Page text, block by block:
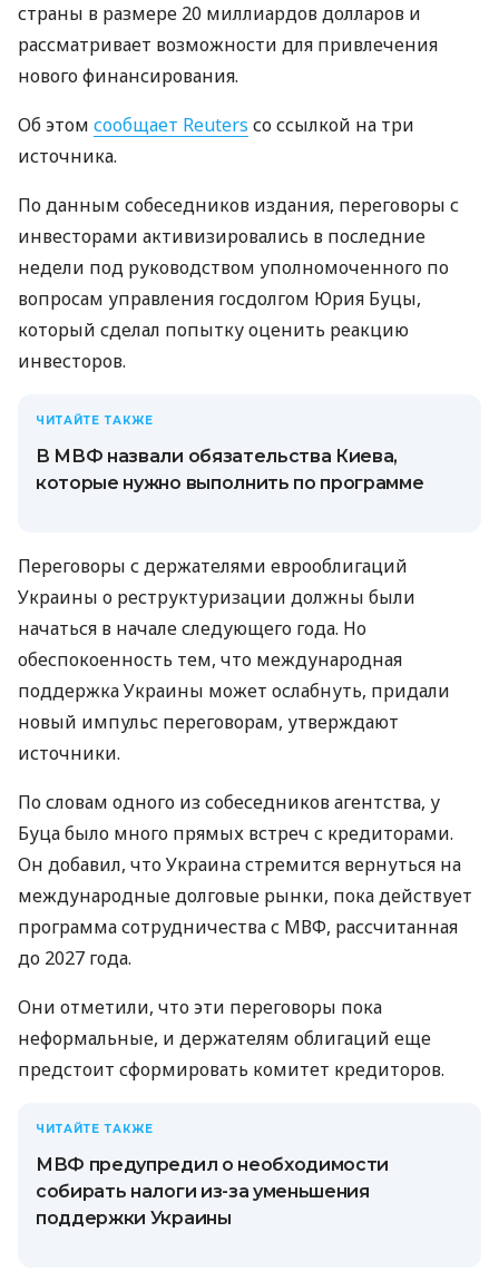
страны в размере 20 миллиардов долларов и
рассматривает возможности для привлечения
нового финансирования.
Об этом сообщает Reuters со ссылкой на три
источника.
По данным собеседников издания, переговоры с
инвесторами активизировались в последние
недели под руководством уполномоченного по
вопросам управления госдолгом Юрия Буцы,
который сделал попытку оценить реакцию
инвесторов.
ЧИТАЙТЕ ТАКЖЕ
В МВФ назвали обязательства Киева,
которые нужно выполнить по программе
Переговоры с держателями еврооблигаций
Украины о реструктуризации должны были
начаться в начале следующего года. Но
обеспокоенность тем, что международная
поддержка Украины может ослабнуть, придали
новый импульс переговорам, утверждают
источники.
По словам одного из собеседников агентства, у
Буца было много прямых встреч с кредиторами.
Он добавил, что Украина стремится вернуться на
международные долговые рынки, пока действует
программа сотрудничества с МВФ, рассчитанная
до 2027 года.
Они отметили, что эти переговоры пока
неформальные, и держателям облигаций еще
предстоит сформировать комитет кредиторов.
ЧИТАЙТЕ ТАКЖЕ
МВФ предупредил о необходимости
собирать налоги из-за уменьшения
поддержки Украины